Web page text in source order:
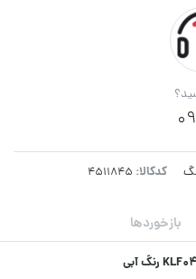
کدکالا:
بازخوردها